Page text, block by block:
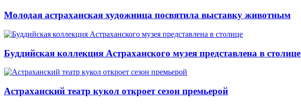
Молодая астраханская художница посвятила выставку животным
Буддийская коллекция Астраханского музея представлена в столице
Астраханский театр кукол откроет сезон премьерой